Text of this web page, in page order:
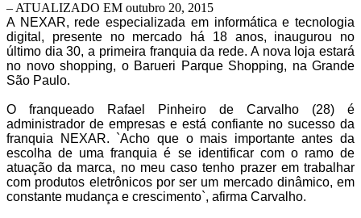
– ATUALIZADO EM outubro 20, 2015
A NEXAR, rede especializada em informática e tecnologia
digital, presente no mercado há 18 anos, inaugurou no
último dia 30, a primeira franquia da rede. A nova loja estará
no novo shopping, o Barueri Parque Shopping, na Grande
São Paulo.
O franqueado Rafael Pinheiro de Carvalho (28) é
administrador de empresas e está confiante no sucesso da
franquia NEXAR. `Acho que o mais importante antes da
escolha de uma franquia é se identificar com o ramo de
atuação da marca, no meu caso tenho prazer em trabalhar
com produtos eletrônicos por ser um mercado dinâmico, em
constante mudança e crescimento`, afirma Carvalho.